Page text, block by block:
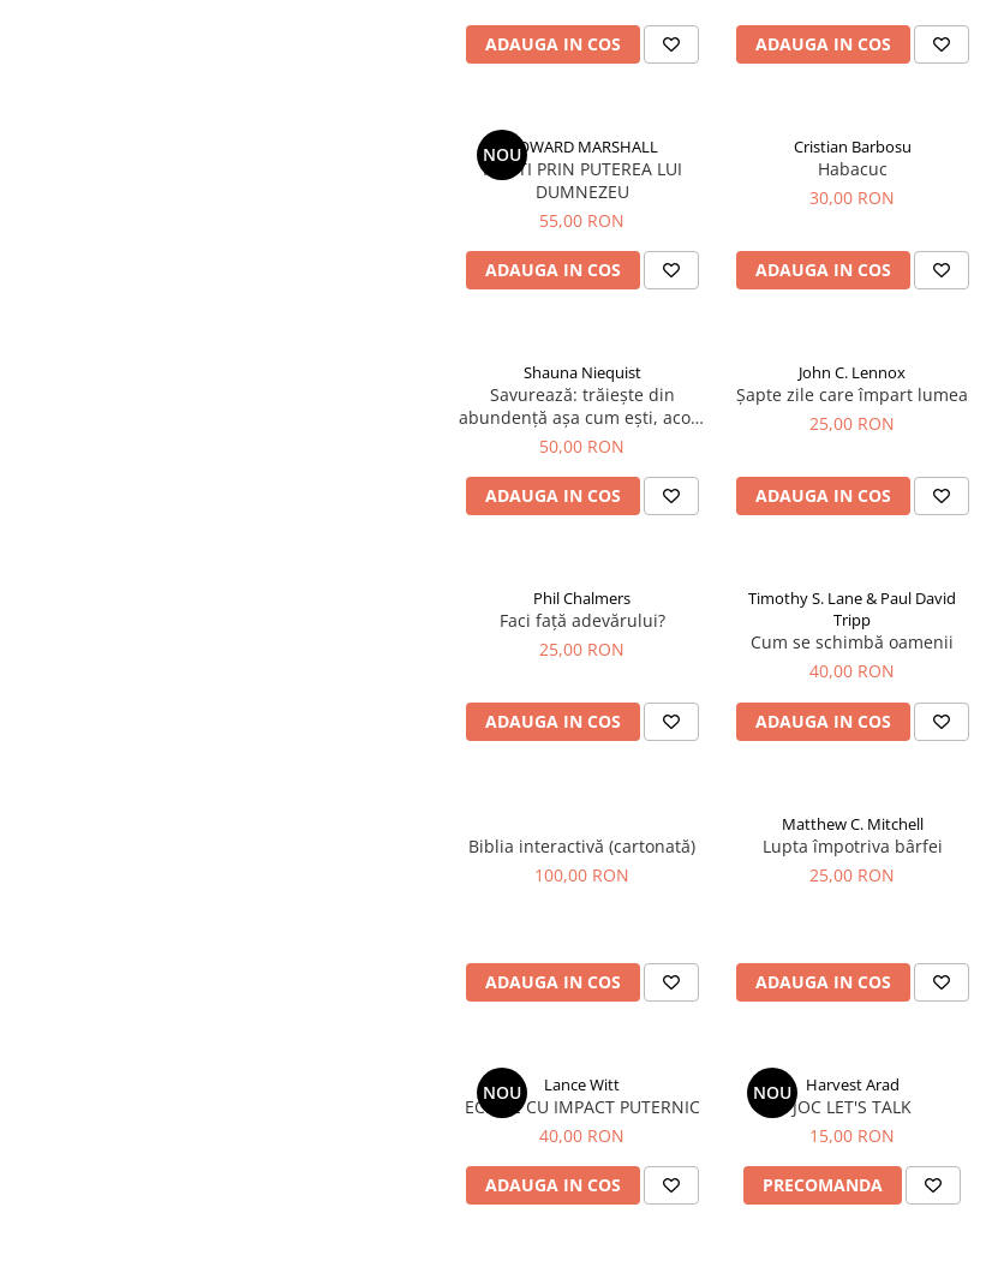
ADAUGA IN COS ADAUGA IN COS
NOUHOWARD MARSHALL
PAZITI PRIN PUTEREA LUI
DUMNEZEU
55,00 RON
ADAUGA IN COS
Cristian Barbosu
Habacuc
30,00 RON
ADAUGA IN COS
Shauna Niequist
Savurează: trăiește din
abundență așa cum ești, acolo
unde ești
50,00 RON
ADAUGA IN COS
John C. Lennox
Șapte zile care împart lumea
25,00 RON
ADAUGA IN COS
Phil Chalmers
Faci față adevărului?
25,00 RON
ADAUGA IN COS
Timothy S. Lane & Paul David
Tripp
Cum se schimbă oamenii
40,00 RON
ADAUGA IN COS
Biblia interactivă (cartonată)
100,00 RON
ADAUGA IN COS
Matthew C. Mitchell
Lupta împotriva bârfei
25,00 RON
ADAUGA IN COS
NOU Lance Witt
ECHIPE CU IMPACT PUTERNIC
40,00 RON
ADAUGA IN COS
NOU Harvest Arad
JOC LET'S TALK
15,00 RON
PRECOMANDA